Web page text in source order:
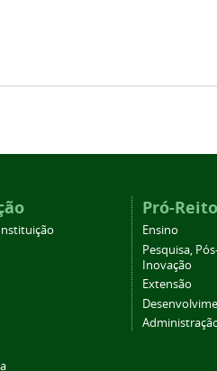
Pró-
Ensino
Pesquisa,
Inovação
Extensão